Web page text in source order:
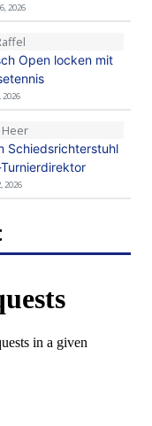
2026
Open locken mit
2026
Heer
Schiedsrichterstuhl
2026